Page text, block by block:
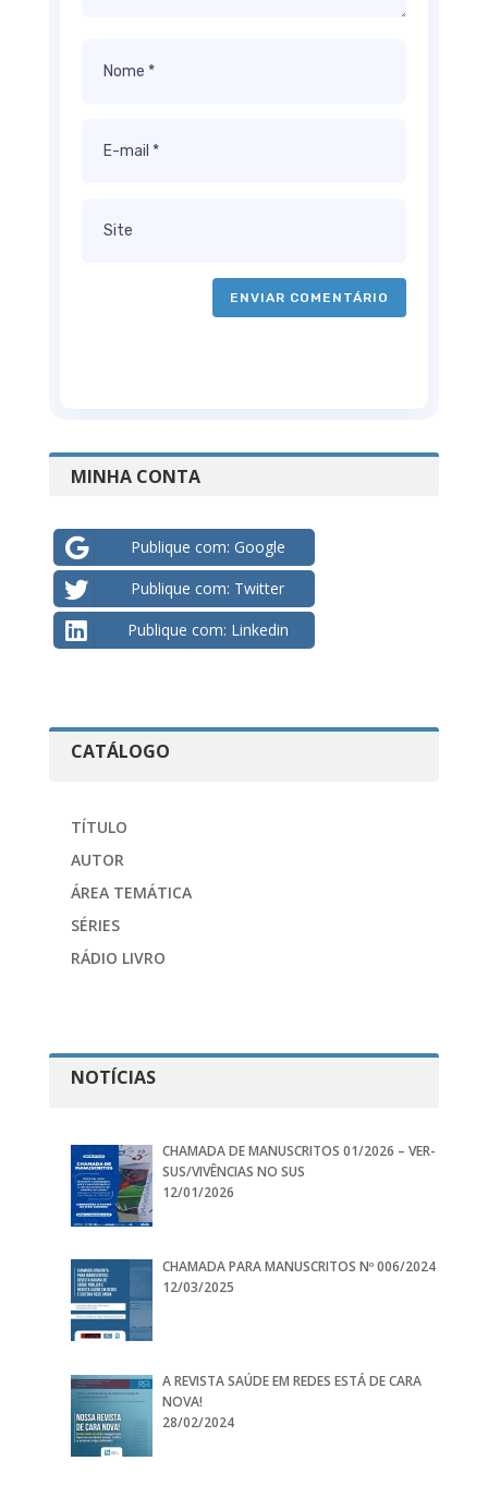
ENVIAR COMENTÁRIO
MINHA CONTA
Publique com: Google
Publique com: Twitter
Publique com: Linkedin
CATÁLOGO
TÍTULO
AUTOR
ÁREA TEMÁTICA
SÉRIES
RÁDIO LIVRO
NOTÍCIAS
CHAMADA DE MANUSCRITOS 01/2026 – VER-
SUS/VIVÊNCIAS NO SUS
12/01/2026
CHAMADA PARA MANUSCRITOS Nº 006/2024
12/03/2025
A REVISTA SAÚDE EM REDES ESTÁ DE CARA
NOVA!
28/02/2024